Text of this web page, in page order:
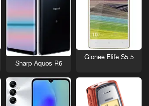
Gionee Elife S5.5
Sharp Aquos R6